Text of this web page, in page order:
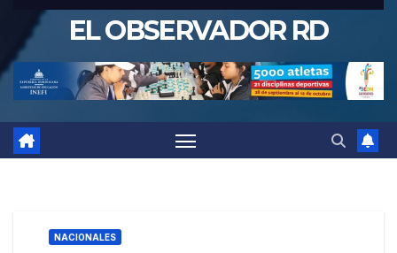
EL OBSERVADOR RD
NACIONALES